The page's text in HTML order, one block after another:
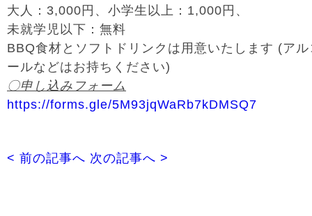
大人：3,000円、小学生以上：1,000円、
未就学児以下：無料
BBQ食材とソフトドリンクは用意いたします (アル
ールなどはお持ちください)
〇申し込みフォーム
https://forms.gle/5M93jqWaRb7kDMSQ7
< 前の記事へ 次の記事へ >